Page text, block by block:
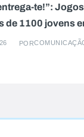
te!”:
de 1100 jovens
POR